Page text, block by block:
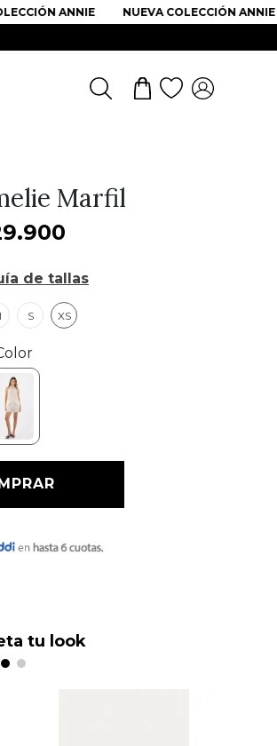
ANNIE NUEVA COLECCIÓN ANNIE
Marfil
.900
de tallas
S XS
tu look